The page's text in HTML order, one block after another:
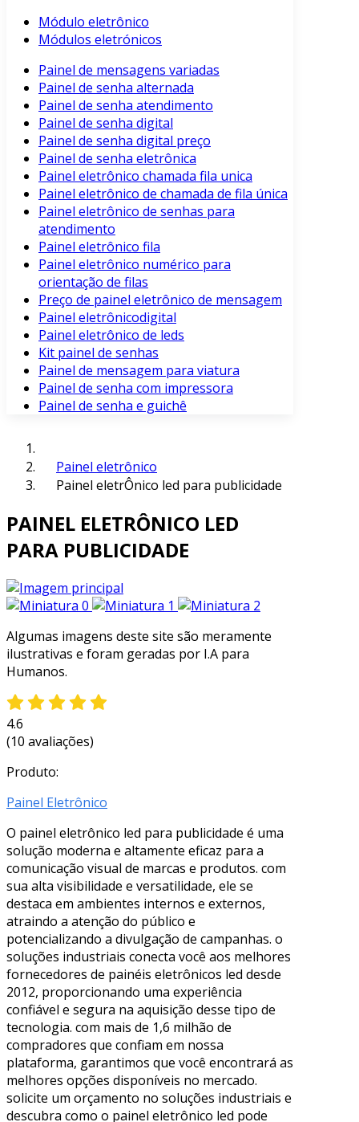
Módulo eletrônico
Módulos eletrónicos
Painel de mensagens variadas
Painel de senha alternada
Painel de senha atendimento
Painel de senha digital
Painel de senha digital preço
Painel de senha eletrônica
Painel eletrônico chamada fila unica
Painel eletrônico de chamada de fila única
Painel eletrônico de senhas para
atendimento
Painel eletrônico fila
Painel eletrônico numérico para
orientação de filas
Preço de painel eletrônico de mensagem
Painel eletrônicodigital
Painel eletrônico de leds
Kit painel de senhas
Painel de mensagem para viatura
Painel de senha com impressora
Painel de senha e guichê
Painel eletrônico
Painel eletrÔnico led para publicidade
PAINEL ELETRÔNICO LED
PARA PUBLICIDADE
Algumas imagens deste site são meramente
ilustrativas e foram geradas por I.A para
Humanos.
4.6
(10 avaliações)
Produto:
Painel Eletrônico
O painel eletrônico led para publicidade é uma
solução moderna e altamente eficaz para a
comunicação visual de marcas e produtos. com
sua alta visibilidade e versatilidade, ele se
destaca em ambientes internos e externos,
atraindo a atenção do público e
potencializando a divulgação de campanhas. o
soluções industriais conecta você aos melhores
fornecedores de painéis eletrônicos led desde
2012, proporcionando uma experiência
confiável e segura na aquisição desse tipo de
tecnologia. com mais de 1,6 milhão de
compradores que confiam em nossa
plataforma, garantimos que você encontrará as
melhores opções disponíveis no mercado.
solicite um orçamento no soluções industriais e
descubra como o painel eletrônico led pode